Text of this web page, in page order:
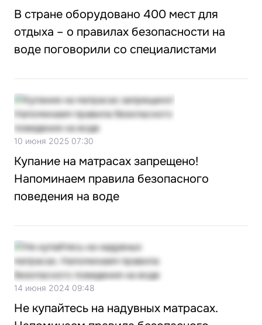
В стране оборудовано 400 мест для
отдыха – о правилах безопасности на
воде поговорили со специалистами
10 июня 2025 07:30
Купание на матрасах запрещено!
Напоминаем правила безопасного
поведения на воде
14 июня 2024 09:48
Не купайтесь на надувных матрасах.